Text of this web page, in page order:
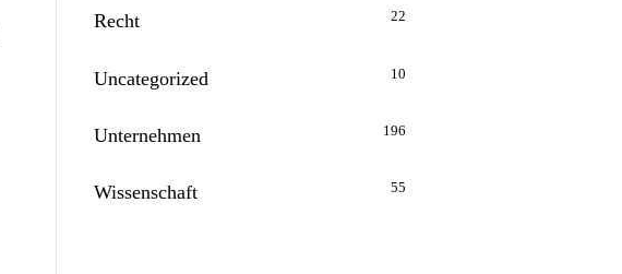
Recht 22
Uncategorized 10
Unternehmen 196
Wissenschaft 55